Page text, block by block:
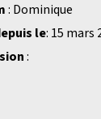
: Dominique
le: 15 mars
: